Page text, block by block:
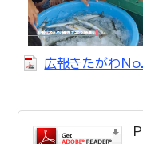
広報きたがわ